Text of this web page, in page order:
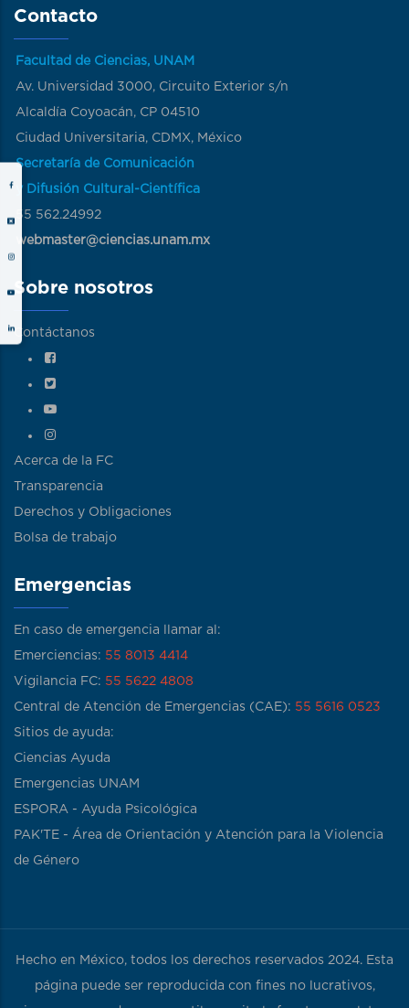
Contacto
Facultad de Ciencias, UNAM
Av. Universidad 3000, Circuito Exterior s/n
Alcaldía Coyoacán, CP 04510
Ciudad Universitaria, CDMX, México
Secretaría de Comunicación
y Difusión Cultural-Científica
55 562.24992
webmaster@ciencias.unam.mx
Sobre nosotros
Contáctanos
Acerca de la FC
Transparencia
Derechos y Obligaciones
Bolsa de trabajo
Emergencias
En caso de emergencia llamar al:
Emerciencias: 55 8013 4414
Vigilancia FC: 55 5622 4808
Central de Atención de Emergencias (CAE): 55 5616 0523
Sitios de ayuda:
Ciencias Ayuda
Emergencias UNAM
ESPORA - Ayuda Psicológica
PAK'TE - Área de Orientación y Atención para la Violencia
de Género
Hecho en México, todos los derechos reservados 2024. Esta
página puede ser reproducida con fines no lucrativos,